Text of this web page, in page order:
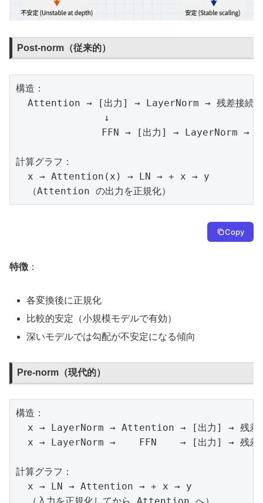
Post-norm（従来的）
構造：
  Attention → [出力] → LayerNorm → 残差接続
               ↓
　FFN → [出力] → LayerNorm → 残
計算グラフ：
  x → Attention(x) → LN → + x → y
  （Attention の出力を正規化）
Copy
特徴 ：
各変換後に正規化
比較的安定（小規模モデルで有効）
深いモデルでは勾配が不安定になる傾向
Pre-norm（現代的）
構造：
x → LayerNorm → Attention → [出力] → 残差
x → LayerNorm →    FFN    → [出力] → 残差
計算グラフ：
  x → LN → Attention → + x → y